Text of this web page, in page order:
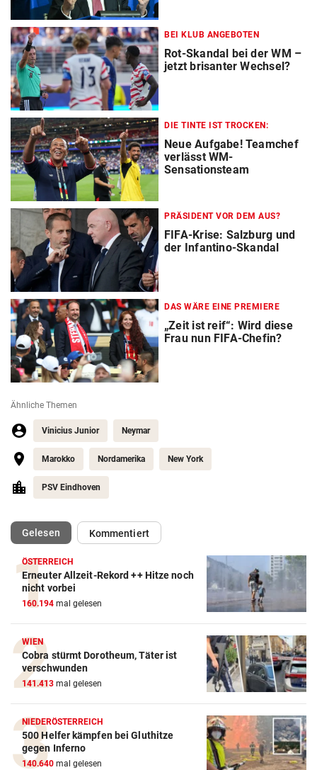
BEI KLUB ANGEBOTEN
Rot-Skandal bei der WM –
jetzt brisanter Wechsel?
DIE TINTE IST TROCKEN:
Neue Aufgabe! Teamchef
verlässt WM-
Sensationsteam
PRÄSIDENT VOR DEM AUS?
FIFA-Krise: Salzburg und
der Infantino-Skandal
DAS WÄRE EINE PREMIERE
„Zeit ist reif“: Wird diese
Frau nun FIFA-Chefin?
Ähnliche Themen
Vinicius Junior Neymar
Marokko Nordamerika New York
PSV Eindhoven
Gelesen(ausgewählt)Kommentiert
ÖSTERREICH
Erneuter Allzeit-Rekord ++ Hitze noch
nicht vorbei
160.194 mal gelesen
WIEN
Cobra stürmt Dorotheum, Täter ist
verschwunden
141.413 mal gelesen
NIEDERÖSTERREICH
500 Helfer kämpfen bei Gluthitze
gegen Inferno
140.640 mal gelesen